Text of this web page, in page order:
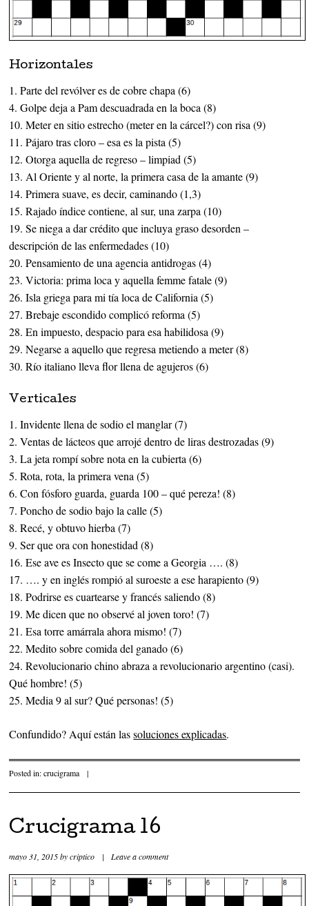
Horizontales
1. Parte del revólver es de cobre chapa (6)
4. Golpe deja a Pam descuadrada en la boca (8)
10. Meter en sitio estrecho (meter en la cárcel?) con risa (9)
11. Pájaro tras cloro – esa es la pista (5)
12. Otorga aquella de regreso – limpiad (5)
13. Al Oriente y al norte, la primera casa de la amante (9)
14. Primera suave, es decir, caminando (1,3)
15. Rajado índice contiene, al sur, una zarpa (10)
19. Se niega a dar crédito que incluya graso desorden –
descripción de las enfermedades (10)
20. Pensamiento de una agencia antidrogas (4)
23. Victoria: prima loca y aquella femme fatale (9)
26. Isla griega para mi tía loca de California (5)
27. Brebaje escondido complicó reforma (5)
28. En impuesto, despacio para esa habilidosa (9)
29. Negarse a aquello que regresa metiendo a meter (8)
30. Río italiano lleva flor llena de agujeros (6)
Verticales
1. Invidente llena de sodio el manglar (7)
2. Ventas de lácteos que arrojé dentro de liras destrozadas (9)
3. La jeta rompí sobre nota en la cubierta (6)
5. Rota, rota, la primera vena (5)
6. Con fósforo guarda, guarda 100 – qué pereza! (8)
7. Poncho de sodio bajo la calle (5)
8. Recé, y obtuvo hierba (7)
9. Ser que ora con honestidad (8)
16. Ese ave es Insecto que se come a Georgia …. (8)
17. …. y en inglés rompió al suroeste a ese harapiento (9)
18. Podrirse es cuartearse y francés saliendo (8)
19. Me dicen que no observé al joven toro! (7)
21. Esa torre amárrala ahora mismo! (7)
22. Medito sobre comida del ganado (6)
24. Revolucionario chino abraza a revolucionario argentino (casi).
Qué hombre! (5)
25. Media 9 al sur? Qué personas! (5)
Confundido? Aquí están lassoluciones explicadas.
Posted in:crucigrama |
Crucigrama 16
mayo 31, 2015bycriptico | Leave a comment